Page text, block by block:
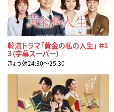
韓流ドラマ「黄金の私の人生」 ＃1
3（字幕スーパー）
きょう朝24:30〜25:30